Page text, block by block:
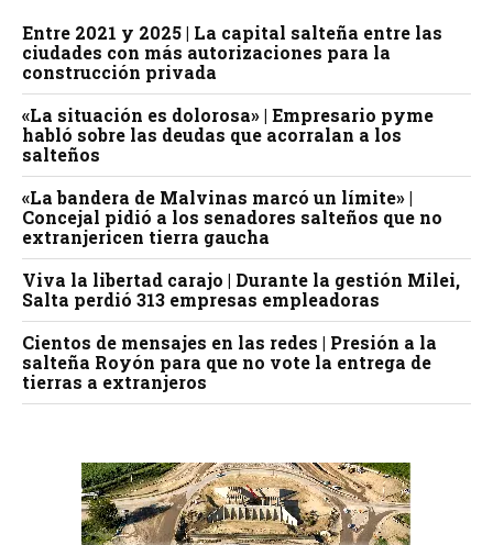
Entre 2021 y 2025 | La capital salteña entre las
ciudades con más autorizaciones para la
construcción privada
«La situación es dolorosa» | Empresario pyme
habló sobre las deudas que acorralan a los
salteños
«La bandera de Malvinas marcó un límite» |
Concejal pidió a los senadores salteños que no
extranjericen tierra gaucha
Viva la libertad carajo | Durante la gestión Milei,
Salta perdió 313 empresas empleadoras
Cientos de mensajes en las redes | Presión a la
salteña Royón para que no vote la entrega de
tierras a extranjeros